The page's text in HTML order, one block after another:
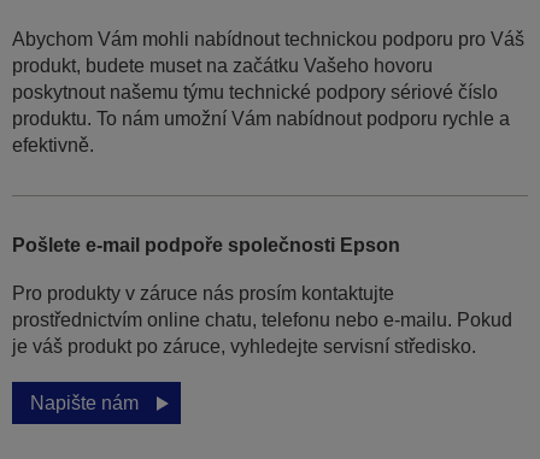
Abychom Vám mohli nabídnout technickou podporu pro Váš
produkt, budete muset na začátku Vašeho hovoru
poskytnout našemu týmu technické podpory sériové číslo
produktu. To nám umožní Vám nabídnout podporu rychle a
efektivně.
Pošlete e-mail podpoře společnosti Epson
Pro produkty v záruce nás prosím kontaktujte
prostřednictvím online chatu, telefonu nebo e-mailu. Pokud
je váš produkt po záruce, vyhledejte servisní středisko.
Napište nám